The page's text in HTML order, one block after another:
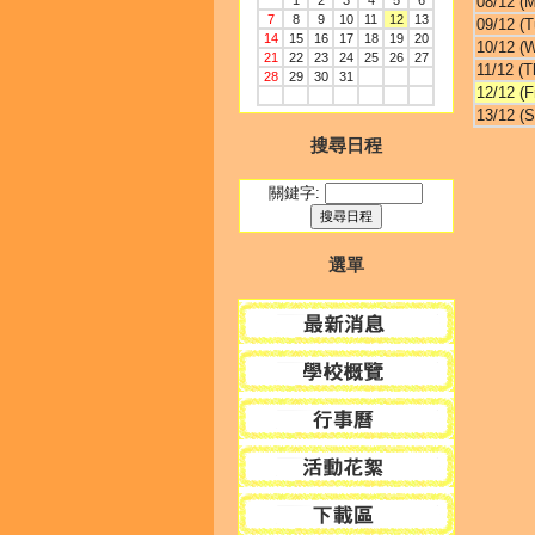
7
8 9 10 11 12
13
14
15 16 17 18 19
20
21
22 23 24 25 26
27
28
29 30 31
搜尋日程
關鍵字:
選單
09/12
10/12
11/12
12/12
13/12